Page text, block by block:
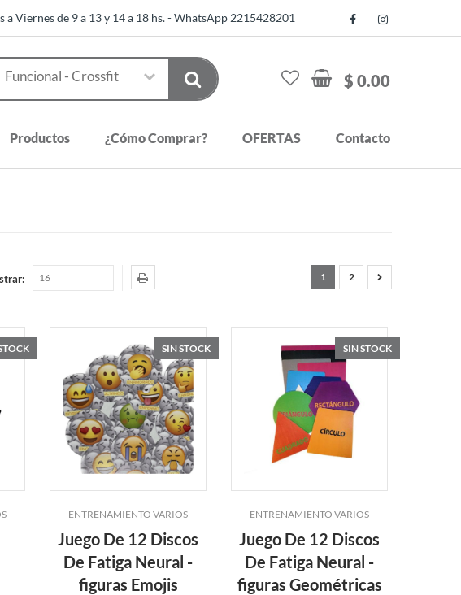
a Viernes de 9 a 13 y 14 a 18 hs. - WhatsApp 2215428201
$ 0.00
Productos ¿Cómo Comprar? OFERTAS Contacto
1 2
SIN STOCK
ENTRENAMIENTO VARIOS
Juego De 12 Discos
De Fatiga Neural -
figuras Emojis
SIN STOCK
ENTRENAMIENTO VARIOS
Juego De 12 Discos
De Fatiga Neural -
figuras Geométricas